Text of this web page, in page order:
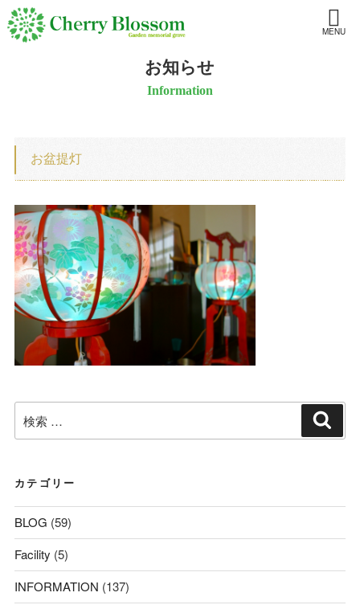
MENU
お知らせ
Information
お盆提灯
検
索:
カテゴリー
BLOG (59)
Facility (5)
INFORMATION (137)